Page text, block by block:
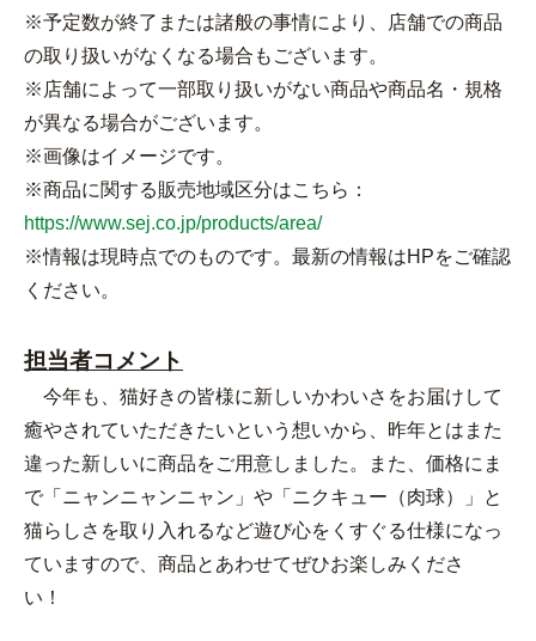
※予定数が終了または諸般の事情により、店舗での商品
の取り扱いがなくなる場合もございます。
※店舗によって一部取り扱いがない商品や商品名・規格
が異なる場合がございます。
※画像はイメージです。
※商品に関する販売地域区分はこちら：
https://www.sej.co.jp/products/area/
※情報は現時点でのものです。最新の情報はHPをご確認
ください。
担当者コメント
今年も、猫好きの皆様に新しいかわいさをお届けして
癒やされていただきたいという想いから、昨年とはまた
違った新しいに商品をご用意しました。また、価格にま
で「ニャンニャンニャン」や「ニクキュー（肉球）」と
猫らしさを取り入れるなど遊び心をくすぐる仕様になっ
ていますので、商品とあわせてぜひお楽しみくださ
い！